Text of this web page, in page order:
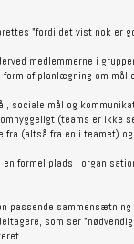
"fordi det vist nok er
medlemmerne i
af planlægning om mål
sociale mål og
(teams er ikke
fra (altså fra en i teamet)
formel plads i
passende sammensætning
som ser